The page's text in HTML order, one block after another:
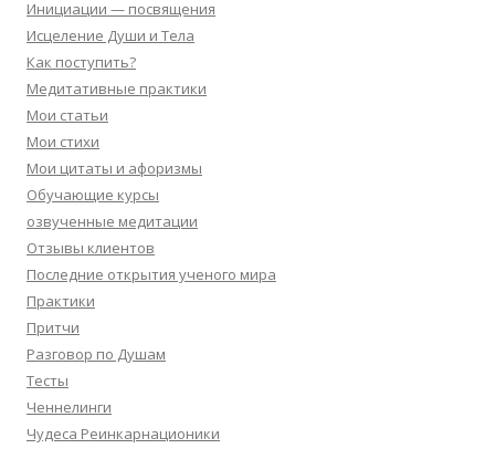
Инициации — посвящения
Исцеление Души и Тела
Как поступить?
Медитативные практики
Мои статьи
Мои стихи
Мои цитаты и афоризмы
Обучающие курсы
озвученные медитации
Отзывы клиентов
Последние открытия ученого мира
Практики
Притчи
Разговор по Душам
Тесты
Ченнелинги
Чудеса Реинкарнационики